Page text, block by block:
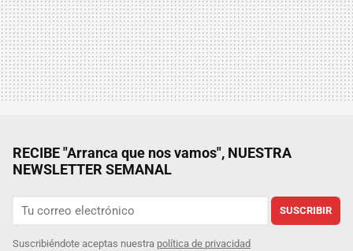
RECIBE "Arranca que nos vamos", NUESTRA
NEWSLETTER SEMANAL
SUSCRIBIR
Suscribiéndote aceptas nuestra política de privacidad